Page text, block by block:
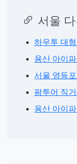
서울
하우투 대
용산 아이
서울 영등
팜투어 직
용산 아이